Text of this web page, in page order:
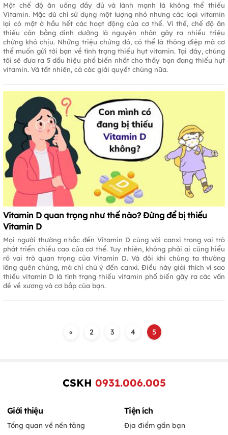
Một chế độ ăn uống đầy đủ và lành mạnh là không thể thiếu
Vitamin. Mặc dù chỉ sử dụng một lượng nhỏ nhưng các loại vitamin
lại có mặt ở hầu hết các hoạt động của cơ thể. Vì thế, chế độ ăn
thiếu cân bằng dinh dưỡng là nguyên nhân gây ra nhiều triệu
chứng khó chịu. Những triệu chứng đó, có thể là thông điệp mà cơ
thể muốn gửi tới bạn về tình trạng thiếu hụt vitamin. Tại đây, chúng
tôi sẽ đưa ra 5 dấu hiệu phổ biến nhất cho thấy bạn đang thiếu hụt
vitamin. Và tất nhiên, cả các giải quyết chúng nữa.
Vitamin D quan trọng như thế nào? Đừng để bị thiếu
Vitamin D
Mọi người thường nhắc đến Vitamin D cùng với canxi trong vai trò
phát triển chiều cao của cơ thể. Tuy nhiên, không phải ai cũng hiểu
rõ vai trò quan trọng của Vitamin D. Và đôi khi chúng ta thường
lãng quên chúng, mà chỉ chú ý đến canxi. Điều này giải thích vì sao
thiếu vitamin D là tình trạng thiếu vitamin phổ biến gây ra các vấn
đề về xương và cơ bắp của bạn.
« 2 3 4 5
CSKH 0931.006.005
Giới thiệu
Tổng quan về nền tảng
Tiện ích
Địa điểm gần bạn